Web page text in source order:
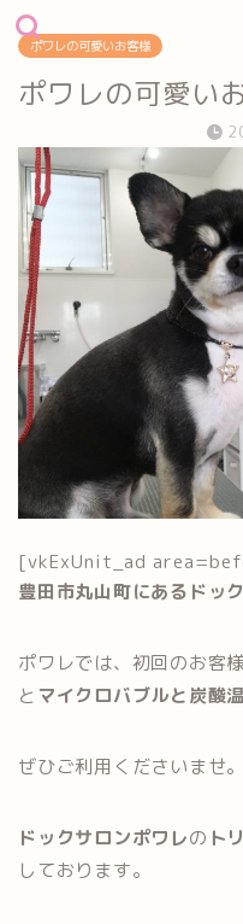
ポワレの可愛いお客様
ポワレの可愛い
[vkExUnit_ad
豊田市丸山町にあるドッ
ポワレでは、初回のお客
と マイクロバブルと炭酸
ぜひご利用くださいませ。
ドックサロンポワレの ト
しております。